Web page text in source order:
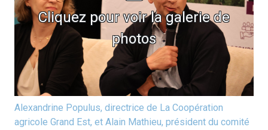
Cliquez pour voir la galerie de
photos
Alexandrine Populus, directrice de La Coopération
agricole Grand Est, et Alain Mathieu, président du comité